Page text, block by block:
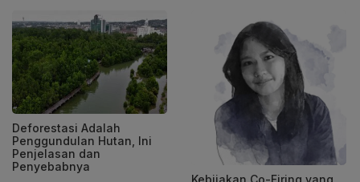
Deforestasi Adalah
Penggundulan Hutan, Ini
Penjelasan dan
Penyebabnya
Kebijakan Co-Firing yang